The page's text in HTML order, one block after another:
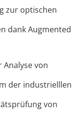
zur optischen
dank Augmented
Analyse von
der industrielllen
von